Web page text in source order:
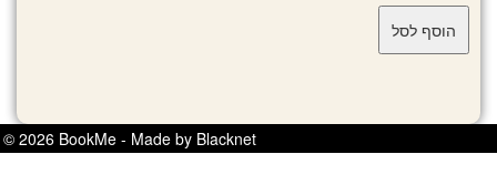
© 2026 BookMe - Made by Blacknet